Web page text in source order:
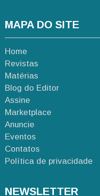
MAPA DO SITE
Home
Revistas
Matérias
Blog do Editor
Assine
Marketplace
Anuncie
Eventos
Contatos
Política de privacidade
NEWSLETTER